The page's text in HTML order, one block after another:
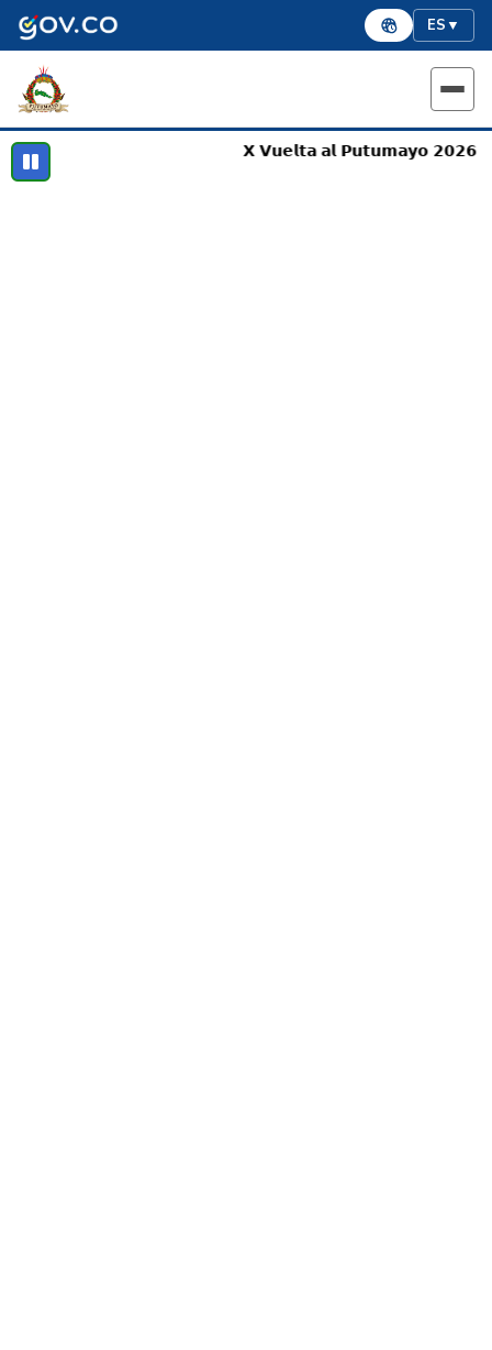
ES▼
𝗫 𝗩𝘂𝗲𝗹𝘁𝗮 𝗮𝗹 𝗣𝘂𝘁𝘂𝗺𝗮𝘆𝗼 𝟮𝟬𝟮𝟲